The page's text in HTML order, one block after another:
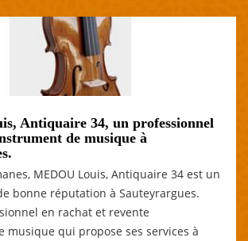
Antiquaire 34, un professionnel
de musique à
MEDOU Louis, Antiquaire 34 est un
bonne réputation à Sauteyrargues.
en rachat et revente
musique qui propose ses services à